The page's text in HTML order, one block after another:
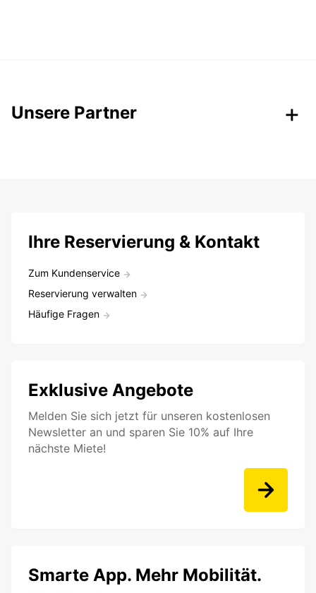
Unsere Partner
Ihre Reservierung & Kontakt
Zum Kundenservice
Reservierung verwalten
Häufige Fragen
Exklusive Angebote
Melden Sie sich jetzt für unseren kostenlosen
Newsletter an und sparen Sie 10% auf Ihre
nächste Miete!
Smarte App. Mehr Mobilität.